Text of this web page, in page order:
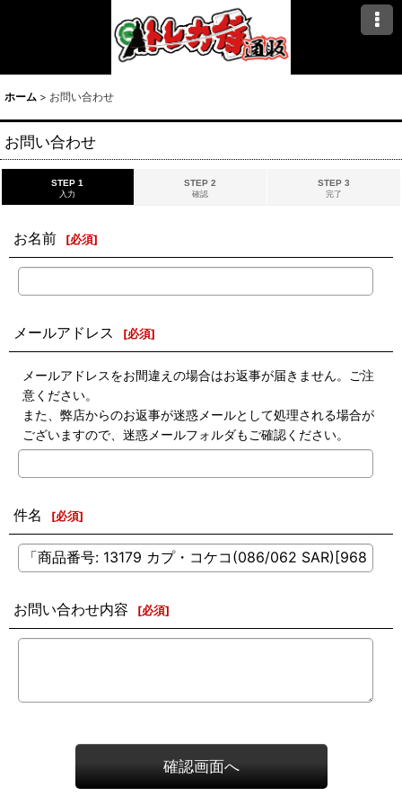
ホーム > お問い合わせ
お問い合わせ
STEP 1
入力
STEP 2
確認
STEP 3
完了
お名前 [必須]
メールアドレス [必須]
メールアドレスをお間違えの場合はお返事が届きません。ご注
意ください。
また、弊店からのお返事が迷惑メールとして処理される場合が
ございますので、迷惑メールフォルダもご確認ください。
件名 [必須]
お問い合わせ内容 [必須]
確認画面へ